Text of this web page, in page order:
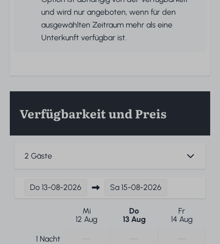
und wird nur angeboten, wenn für den
ausgewählten Zeitraum mehr als eine
Unterkunft verfügbar ist.
Verfügbarkeit und Preis
2 Gäste
Do 13-08-2026 Sa 15-08-2026
Mi
12 Aug
Do
13 Aug
Fr
14 Aug
1 Nacht